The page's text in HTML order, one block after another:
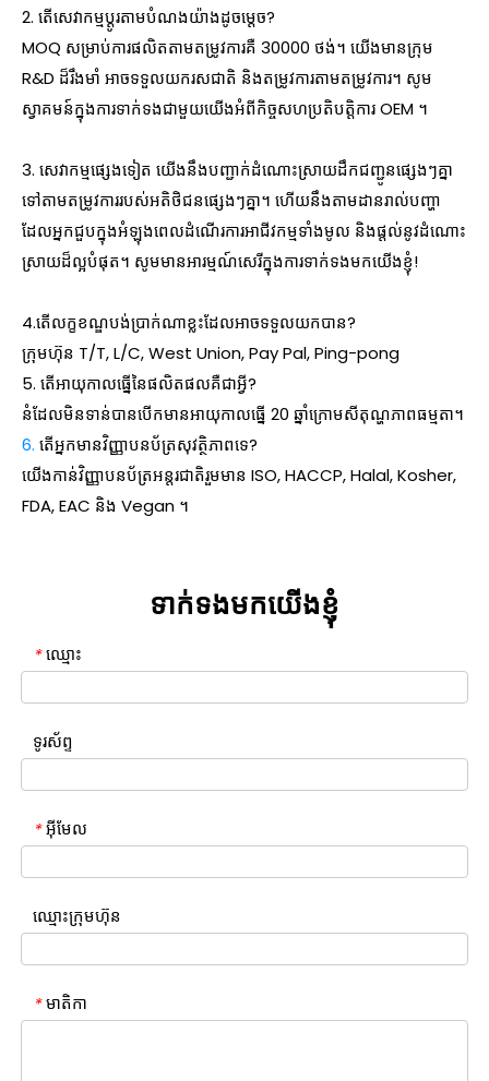
2. តើសេវាកម្មប្ដូរតាមបំណងយ៉ាងដូចម្តេច?
MOQ សម្រាប់ការផលិតតាមតម្រូវការគឺ 30000 ថង់។ យើងមានក្រុម
R&D ដ៏រឹងមាំ អាចទទួលយករសជាតិ និងតម្រូវការតាមតម្រូវការ។ សូម
ស្វាគមន៍ក្នុងការទាក់ទងជាមួយយើងអំពីកិច្ចសហប្រតិបត្តិការ OEM ។
3. សេវាកម្មផ្សេងទៀត យើងនឹងបញ្ជាក់ដំណោះស្រាយដឹកជញ្ជូនផ្សេងៗគ្នា
ទៅតាមតម្រូវការរបស់អតិថិជនផ្សេងៗគ្នា។ ហើយនឹងតាមដានរាល់បញ្ហា
ដែលអ្នកជួបក្នុងអំឡុងពេលដំណើរការអាជីវកម្មទាំងមូល និងផ្តល់នូវដំណោះ
ស្រាយដ៏ល្អបំផុត។ សូមមានអារម្មណ៍សេរីក្នុងការទាក់ទងមកយើងខ្ញុំ!
4.តើលក្ខខណ្ឌបង់ប្រាក់ណាខ្លះដែលអាចទទួលយកបាន?
ក្រុមហ៊ុន T/T, L/C, West Union, Pay Pal, Ping-pong
5. តើអាយុកាលធ្នើនៃផលិតផលគឺជាអ្វី?
នំដែលមិនទាន់បានបើកមានអាយុកាលធ្នើ 20 ឆ្នាំក្រោមសីតុណ្ហភាពធម្មតា។
6. តើអ្នកមានវិញ្ញាបនប័ត្រសុវត្ថិភាពទេ?
យើងកាន់វិញ្ញាបនប័ត្រអន្តរជាតិរួមមាន ISO, HACCP, Halal, Kosher,
FDA, EAC និង Vegan ។
ទាក់ទងមកយើងខ្ញុំ
* ឈ្មោះ
ទូរស័ព្ទ
* អ៊ីមែល
ឈ្មោះក្រុមហ៊ុន
* មាតិកា